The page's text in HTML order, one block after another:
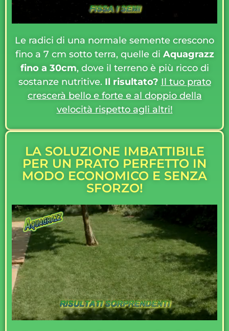
Le radici di una normale semente crescono
fino a 7 cm sotto terra, quelle di Aquagrazz
fino a 30cm, dove il terreno è più ricco di
sostanze nutritive. Il risultato? Il tuo prato
crescerà bello e forte e al doppio della
velocità rispetto agli altri!
LA SOLUZIONE IMBATTIBILE
PER UN PRATO PERFETTO IN
MODO ECONOMICO E SENZA
SFORZO!